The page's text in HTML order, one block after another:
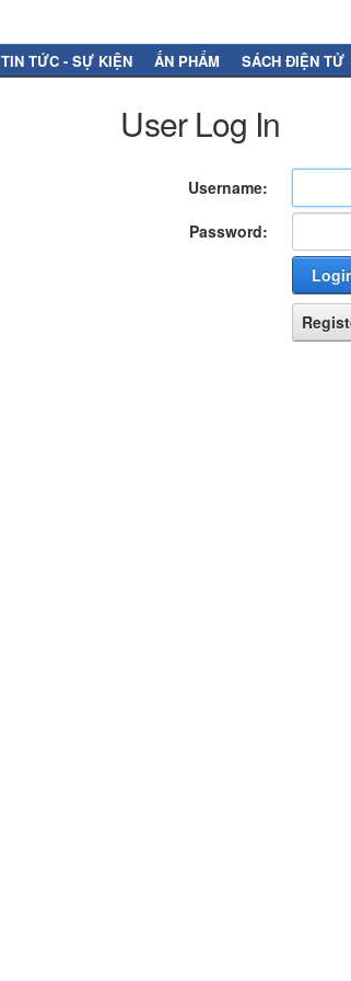
TIN TỨC - SỰ KIỆN ẤN PHẨM SÁCH ĐIỆN TỬ
User Log In
Username:
Password: